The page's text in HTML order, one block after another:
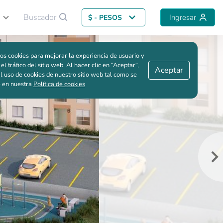
Buscador $ - PESOS Ingresar
Me interesa Volver al proyecto
cookies para mejorar la experiencia de usuario y
tráfico del sitio web. Al hacer clic en “Aceptar“,
uso de cookies de nuestro sitio web tal como se
nuestra Política de cookies
Aceptar
Guardar comparación